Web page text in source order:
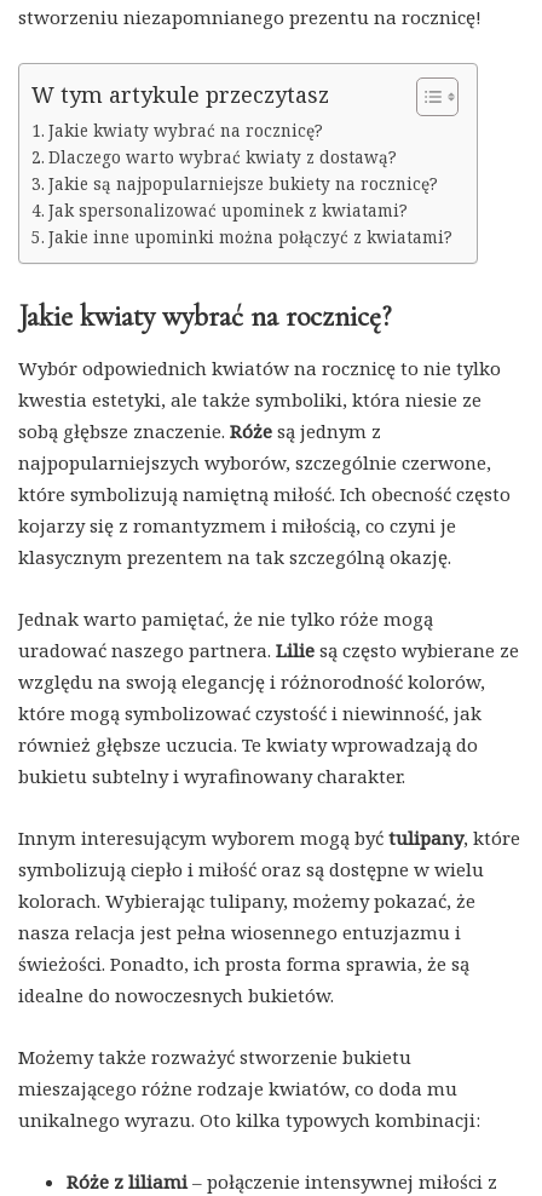
stworzeniu niezapomnianego prezentu na rocznicę!
W tym artykule przeczytasz
Jakie kwiaty wybrać na rocznicę?
Dlaczego warto wybrać kwiaty z dostawą?
Jakie są najpopularniejsze bukiety na rocznicę?
Jak spersonalizować upominek z kwiatami?
Jakie inne upominki można połączyć z kwiatami?
Jakie kwiaty wybrać na rocznicę?
Wybór odpowiednich kwiatów na rocznicę to nie tylko
kwestia estetyki, ale także symboliki, która niesie ze
sobą głębsze znaczenie. Róże są jednym z
najpopularniejszych wyborów, szczególnie czerwone,
które symbolizują namiętną miłość. Ich obecność często
kojarzy się z romantyzmem i miłością, co czyni je
klasycznym prezentem na tak szczególną okazję.
Jednak warto pamiętać, że nie tylko róże mogą
uradować naszego partnera. Lilie są często wybierane ze
względu na swoją elegancję i różnorodność kolorów,
które mogą symbolizować czystość i niewinność, jak
również głębsze uczucia. Te kwiaty wprowadzają do
bukietu subtelny i wyrafinowany charakter.
Innym interesującym wyborem mogą być tulipany, które
symbolizują ciepło i miłość oraz są dostępne w wielu
kolorach. Wybierając tulipany, możemy pokazać, że
nasza relacja jest pełna wiosennego entuzjazmu i
świeżości. Ponadto, ich prosta forma sprawia, że są
idealne do nowoczesnych bukietów.
Możemy także rozważyć stworzenie bukietu
mieszającego różne rodzaje kwiatów, co doda mu
unikalnego wyrazu. Oto kilka typowych kombinacji:
Róże z liliami– połączenie intensywnej miłości z